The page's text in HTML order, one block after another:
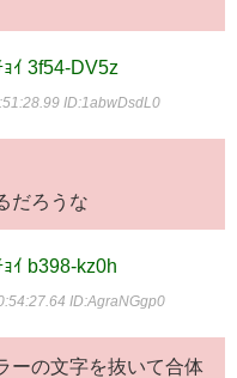
ｲ 3f54-DV5z
ID:1abwDsdL0
だろうな
ｲ b398-kz0h
ID:AgraNGgp0
ーの文字を抜いて合体